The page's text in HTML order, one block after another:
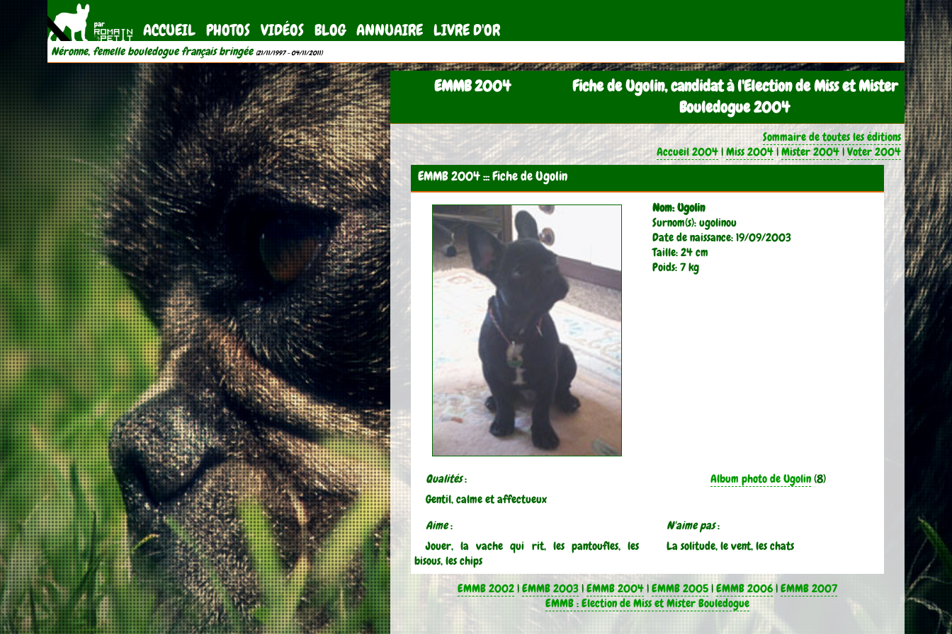
ACCUEIL PHOTOS VIDÉOS BLOG ANNUAIRE LIVRE D'OR
Néronne, femelle bouledogue français bringée (21/11/1997 - 04/11/2011)
EMMB 2004
Fiche de Ugolin, candidat à l'Election de Miss et Mister
Bouledogue 2004
Sommaire de toutes les éditions
Accueil 2004|Miss 2004|Mister 2004|Voter 2004
EMMB 2004 ::: Fiche de Ugolin
Nom: Ugolin
Surnom(s): ugolinou
Date de naissance: 19/09/2003
Taille: 24 cm
Poids: 7 kg
Qualités:
Gentil, calme et affectueux
Album photo de Ugolin(8)
Aime:
Jouer, la vache qui rit, les pantoufles, les
bisous, les chips
N'aime pas:
La solitude, le vent, les chats
EMMB 2002|EMMB 2003|EMMB 2004|EMMB 2005|EMMB 2006|EMMB 2007
EMMB : Election de Miss et Mister Bouledogue